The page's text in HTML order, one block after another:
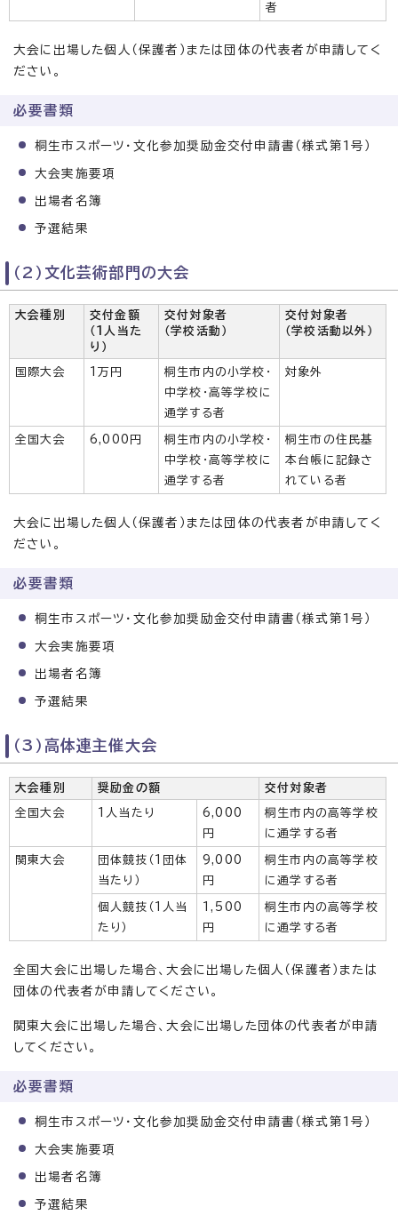
者
大会に出場した個人（保護者）または団体の代表者が申請してく
ださい。
必要書類
桐生市スポーツ・文化参加奨励金交付申請書（様式第1号）
大会実施要項
出場者名簿
予選結果
（2）文化芸術部門の大会
大会種別
交付金額
（1人当た
り）
交付対象者
（学校活動）
交付対象者
（学校活動以外）
国際大会 1万円
桐生市内の小学校・
中学校・高等学校に
通学する者
対象外
全国大会 6,000円
桐生市内の小学校・
中学校・高等学校に
通学する者
桐生市の住民基
本台帳に記録さ
れている者
大会に出場した個人（保護者）または団体の代表者が申請してく
ださい。
必要書類
桐生市スポーツ・文化参加奨励金交付申請書（様式第1号）
大会実施要項
出場者名簿
予選結果
（3）高体連主催大会
大会種別 奨励金の額 交付対象者
全国大会 1人当たり
6,000
円
桐生市内の高等学校
に通学する者
関東大会
団体競技（1団体
当たり）
9,000
円
桐生市内の高等学校
に通学する者
個人競技（1人当
たり）
1,500
円
桐生市内の高等学校
に通学する者
全国大会に出場した場合、大会に出場した個人（保護者）または
団体の代表者が申請してください。
関東大会に出場した場合、大会に出場した団体の代表者が申請
してください。
必要書類
桐生市スポーツ・文化参加奨励金交付申請書（様式第1号）
大会実施要項
出場者名簿
予選結果